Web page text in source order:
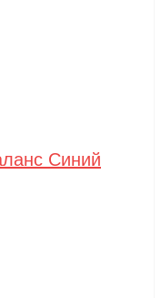
Синий